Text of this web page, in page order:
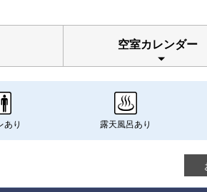
空室カレンダー
あり 露天風呂あり